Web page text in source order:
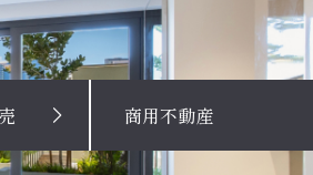
商用不動産